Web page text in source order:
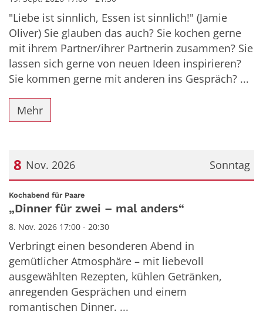
"Liebe ist sinnlich, Essen ist sinnlich!" (Jamie
Oliver) Sie glauben das auch? Sie kochen gerne
mit ihrem Partner/ihrer Partnerin zusammen? Sie
lassen sich gerne von neuen Ideen inspirieren?
Sie kommen gerne mit anderen ins Gespräch? ...
Mehr
Sonntag
8 Nov. 2026
Datum: 8. November 2026
Kochabend für Paare:
„Dinner für zwei – mal anders“
8. Nov. 2026 17:00 - 20:30
Verbringt einen besonderen Abend in
gemütlicher Atmosphäre – mit liebevoll
ausgewählten Rezepten, kühlen Getränken,
anregenden Gesprächen und einem
romantischen Dinner. ...